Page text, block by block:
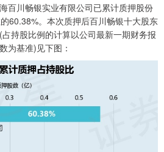
川畅银实业有限公司已累计质押股份
60.38%。本次质押后百川畅银十大股东
持股比例的计算以公司最新一期财务报
为基准)见下图：